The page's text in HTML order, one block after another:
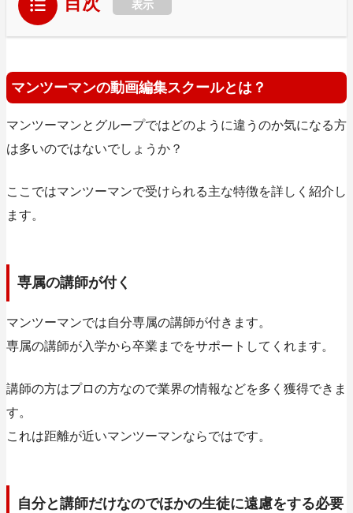
表示
マンツーマンの動画編集スクールとは？
マンツーマンとグループではどのように違うのか気になる方
は多いのではないでしょうか？
ここではマンツーマンで受けられる主な特徴を詳しく紹介し
ます。
専属の講師が付く
マンツーマンでは自分専属の講師が付きます。
専属の講師が入学から卒業までをサポートしてくれます。
講師の方はプロの方なので業界の情報などを多く獲得できま
す。
これは距離が近いマンツーマンならではです。
自分と講師だけなのでほかの生徒に遠慮をする必要